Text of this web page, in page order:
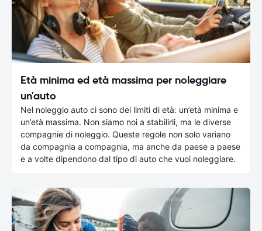
Età minima ed età massima per noleggiare
un'auto
Nel noleggio auto ci sono dei limiti di età: un’età minima e
un’età massima. Non siamo noi a stabilirli, ma le diverse
compagnie di noleggio. Queste regole non solo variano
da compagnia a compagnia, ma anche da paese a paese
e a volte dipendono dal tipo di auto che vuoi noleggiare.